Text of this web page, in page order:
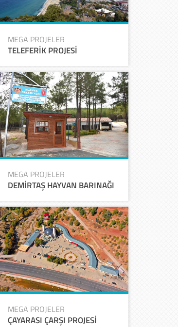
MEGA PROJELER
TELEFERİK PROJESİ
MEGA PROJELER
DEMİRTAŞ HAYVAN BARINAĞI
MEGA PROJELER
ÇAYARASI ÇARŞI PROJESİ